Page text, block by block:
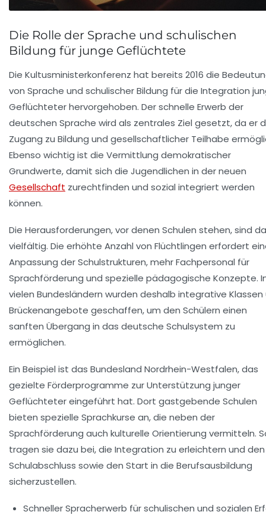
Die Rolle der Sprache und schulischen
Bildung für junge Geflüchtete
Die Kultusministerkonferenz hat bereits 2016 die
von Sprache und schulischer Bildung für die Integration
Geflüchteter hervorgehoben. Der schnelle Erwerb der
deutschen Sprache wird als zentrales Ziel gesetzt, da er
Zugang zu Bildung und gesellschaftlicher Teilhabe
Ebenso wichtig ist die Vermittlung demokratischer
Grundwerte, damit sich die Jugendlichen in der neuen
Gesellschaft zurechtfinden und sozial integriert werden
können.
Die Herausforderungen, vor denen Schulen stehen, sind
vielfältig. Die erhöhte Anzahl von Flüchtlingen erfordert
Anpassung der Schulstrukturen, mehr Fachpersonal für
Sprachförderung und spezielle pädagogische Konzepte.
vielen Bundesländern wurden deshalb integrative Klassen
Brückenangebote geschaffen, um den Schülern einen
sanften Übergang in das deutsche Schulsystem zu
ermöglichen.
Ein Beispiel ist das Bundesland Nordrhein-Westfalen, das
gezielte Förderprogramme zur Unterstützung junger
Geflüchteter eingeführt hat. Dort gastgebende Schulen
bieten spezielle Sprachkurse an, die neben der
Sprachförderung auch kulturelle Orientierung vermitteln.
tragen sie dazu bei, die Integration zu erleichtern und den
Schulabschluss sowie den Start in die Berufsausbildung
sicherzustellen.
Schneller Spracherwerb für schulischen und sozialen